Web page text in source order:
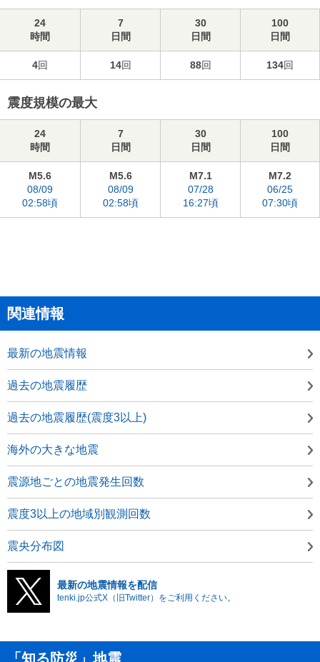
24
時間
7
日間
30
日間
100
日間
4回 14回 88回 134回
震度規模の最大
24
時間
7
日間
30
日間
100
日間
M5.6
08/09
02:58頃
M5.6
08/09
02:58頃
M7.1
07/28
16:27頃
M7.2
06/25
07:30頃
関連情報
最新の地震情報
過去の地震履歴
過去の地震履歴(震度3以上)
海外の大きな地震
震源地ごとの地震発生回数
震度3以上の地域別観測回数
震央分布図
最新の地震情報を配信
tenki.jp公式X（旧Twitter）をご利用ください。
「知る防災」地震